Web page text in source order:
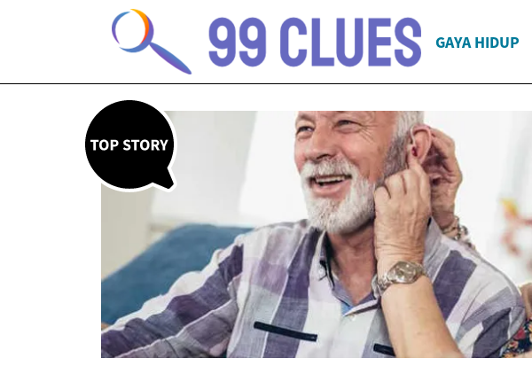
GAYA HIDUP